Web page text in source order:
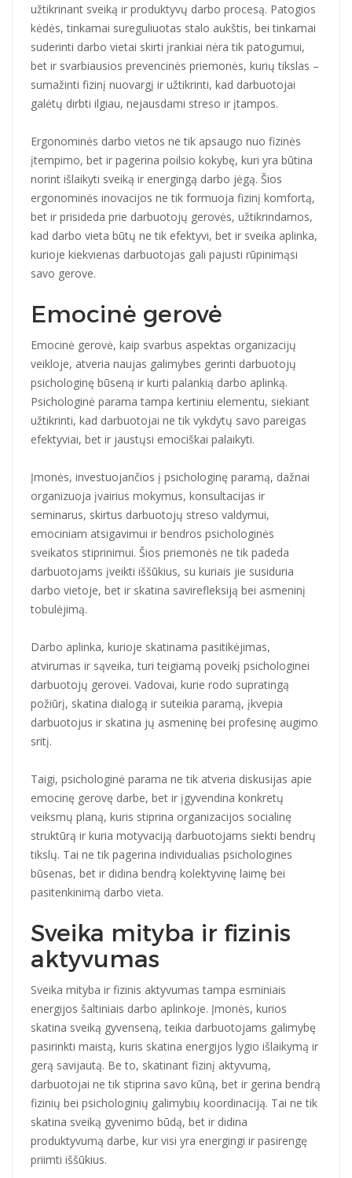
užtikrinant sveiką ir produktyvų darbo procesą. Patogios
kėdės, tinkamai sureguliuotas stalo aukštis, bei tinkamai
suderinti darbo vietai skirti įrankiai nėra tik patogumui,
bet ir svarbiausios prevencinės priemonės, kurių tikslas –
sumažinti fizinį nuovargį ir užtikrinti, kad darbuotojai
galėtų dirbti ilgiau, nejausdami streso ir įtampos.
Ergonominės darbo vietos ne tik apsaugo nuo fizinės
įtempimo, bet ir pagerina poilsio kokybę, kuri yra būtina
norint išlaikyti sveiką ir energingą darbo jėgą. Šios
ergonominės inovacijos ne tik formuoja fizinį komfortą,
bet ir prisideda prie darbuotojų gerovės, užtikrindamos,
kad darbo vieta būtų ne tik efektyvi, bet ir sveika aplinka,
kurioje kiekvienas darbuotojas gali pajusti rūpinimąsi
savo gerove.
Emocinė gerovė
Emocinė gerovė, kaip svarbus aspektas organizacijų
veikloje, atveria naujas galimybes gerinti darbuotojų
psichologinę būseną ir kurti palankią darbo aplinką.
Psichologinė parama tampa kertiniu elementu, siekiant
užtikrinti, kad darbuotojai ne tik vykdytų savo pareigas
efektyviai, bet ir jaustųsi emociškai palaikyti.
Įmonės, investuojančios į psichologinę paramą, dažnai
organizuoja įvairius mokymus, konsultacijas ir
seminarus, skirtus darbuotojų streso valdymui,
emociniam atsigavimui ir bendros psichologinės
sveikatos stiprinimui. Šios priemonės ne tik padeda
darbuotojams įveikti iššūkius, su kuriais jie susiduria
darbo vietoje, bet ir skatina savirefleksiją bei asmeninį
tobulėjimą.
Darbo aplinka, kurioje skatinama pasitikėjimas,
atvirumas ir sąveika, turi teigiamą poveikį psichologinei
darbuotojų gerovei. Vadovai, kurie rodo supratingą
požiūrį, skatina dialogą ir suteikia paramą, įkvepia
darbuotojus ir skatina jų asmeninę bei profesinę augimo
sritį.
Taigi, psichologinė parama ne tik atveria diskusijas apie
emocinę gerovę darbe, bet ir įgyvendina konkretų
veiksmų planą, kuris stiprina organizacijos socialinę
struktūrą ir kuria motyvaciją darbuotojams siekti bendrų
tikslų. Tai ne tik pagerina individualias psichologines
būsenas, bet ir didina bendrą kolektyvinę laimę bei
pasitenkinimą darbo vieta.
Sveika mityba ir fizinis
aktyvumas
Sveika mityba ir fizinis aktyvumas tampa esminiais
energijos šaltiniais darbo aplinkoje. Įmonės, kurios
skatina sveiką gyvenseną, teikia darbuotojams galimybę
pasirinkti maistą, kuris skatina energijos lygio išlaikymą ir
gerą savijautą. Be to, skatinant fizinį aktyvumą,
darbuotojai ne tik stiprina savo kūną, bet ir gerina bendrą
fizinių bei psichologinių galimybių koordinaciją. Tai ne tik
skatina sveiką gyvenimo būdą, bet ir didina
produktyvumą darbe, kur visi yra energingi ir pasirengę
priimti iššūkius.